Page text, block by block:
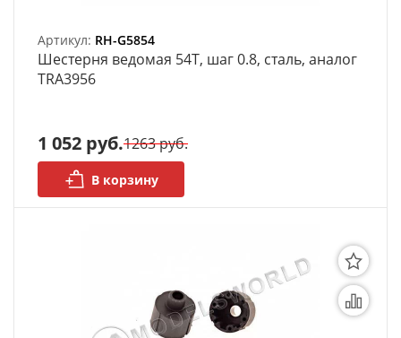
Артикул: RH-G5854
Шестерня ведомая 54T, шаг 0.8, сталь, аналог
TRA3956
1 052 руб.1263 руб.
В корзину